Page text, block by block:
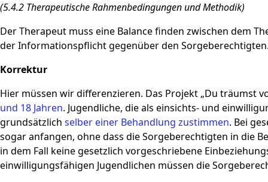
(5.4.2 Therapeutische Rahmenbedingungen und Methodik)
Der Therapeut muss eine Balance finden zwischen dem
der Informationspflicht gegenüber den
Korrektur
Hier müssen wir differenzieren. Das Projekt „Du träumst
und 18 Jahren. Jugendliche, die als einsichts- und
grundsätzlich selber einer Behandlung zustimmen. Bei
sogar anfangen, ohne dass die Sorgeberechtigten in die
in dem Fall keine gesetzlich vorgeschriebene
einwilligungsfähigen Jugendlichen müssen die